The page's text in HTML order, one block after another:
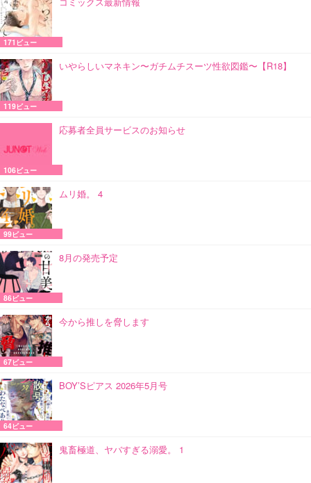
171ビュー
いやらしいマネキン〜ガチムチスーツ性欲図鑑〜【R18】
119ビュー
応募者全員サービスのお知らせ
106ビュー
ムリ婚。 4
99ビュー
8月の発売予定
86ビュー
今から推しを脅します
67ビュー
BOY’Sピアス 2026年5月号
64ビュー
鬼畜極道、ヤバすぎる溺愛。 1